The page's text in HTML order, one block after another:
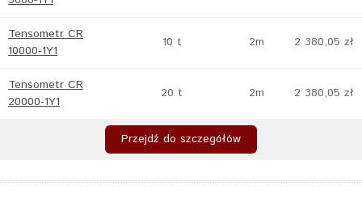
Tensometr CR
10000-1Y1
10 t 2m 2 380,05 zł
Tensometr CR
20000-1Y1
20 t 2m 2 380,05 zł
Przejdź do szczegółów